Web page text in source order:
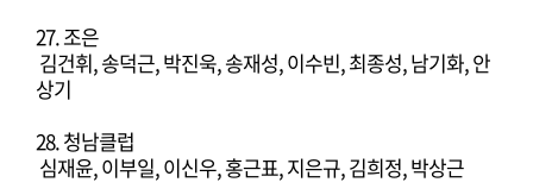
27. 조은
김건휘, 송덕근, 박진욱, 송재성, 이수빈, 최종성, 남기화, 안
상기
28. 청남클럽
심재윤, 이부일, 이신우, 홍근표, 지은규, 김희정, 박상근